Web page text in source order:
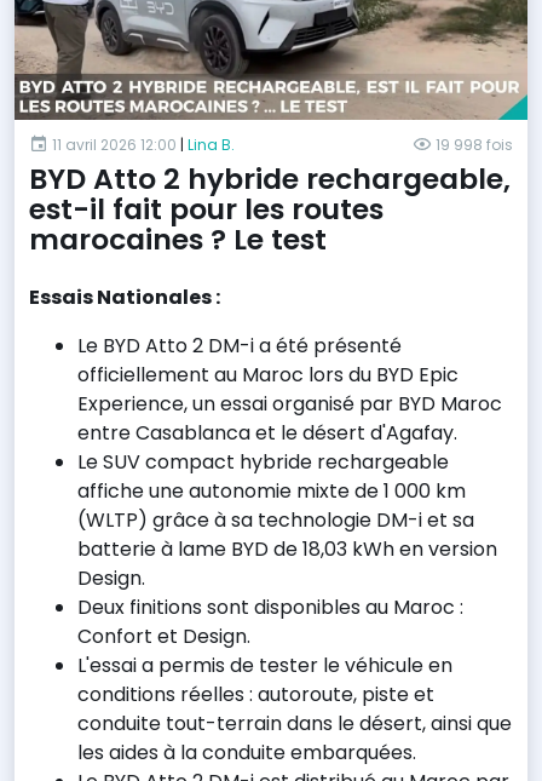
11 avril 2026 12:00 | Lina B. 19 998 fois
BYD Atto 2 hybride rechargeable,
est-il fait pour les routes
marocaines ? Le test
Essais Nationales :
Le BYD Atto 2 DM-i a été présenté
officiellement au Maroc lors du BYD Epic
Experience, un essai organisé par BYD Maroc
entre Casablanca et le désert d'Agafay.
Le SUV compact hybride rechargeable
affiche une autonomie mixte de 1 000 km
(WLTP) grâce à sa technologie DM-i et sa
batterie à lame BYD de 18,03 kWh en version
Design.
Deux finitions sont disponibles au Maroc :
Confort et Design.
L'essai a permis de tester le véhicule en
conditions réelles : autoroute, piste et
conduite tout-terrain dans le désert, ainsi que
les aides à la conduite embarquées.